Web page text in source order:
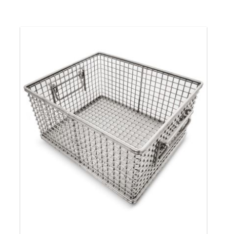
StandardReingungskörbegarantieren den
sicheren Transport Ihrer Produkte innerhalb der
Wertschöpfungskette und gewährleisten den
reibungsfreien Produktionsablauf. Je nach
Anwendung bieten wir standard oder individuell
auf die Aufgabe angepasste Abmessungen und